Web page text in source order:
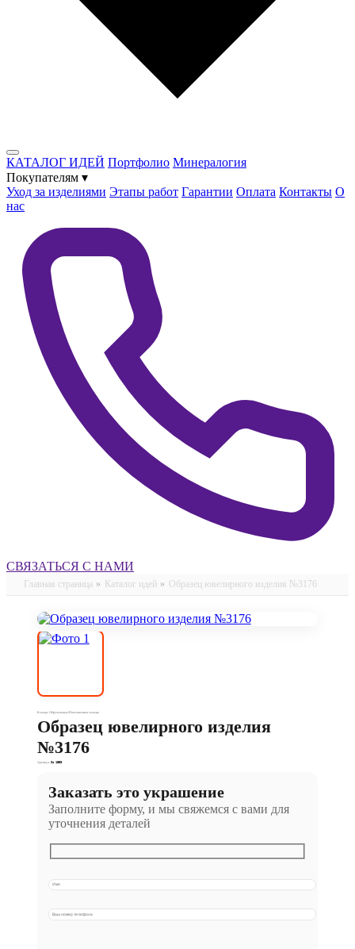
КАТАЛОГ ИДЕЙ Портфолио Минералогия
Покупателям ▾
Уход за изделиями Этапы работ Гарантии Оплата Контакты О
нас
СВЯЗАТЬСЯ С НАМИ
Главная страница » Каталог идей » Образец ювелирного изделия №3176
Кольца: Обручальные/Помолвочные кольца
Образец ювелирного изделия
№3176
Артикул: Os 1550
Заказать это украшение
Заполните форму, и мы свяжемся с вами для
уточнения деталей